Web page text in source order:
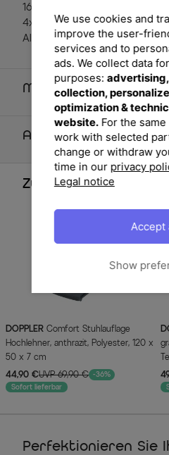
160x95x74cm,xerix
4x HARTMAN Aruba
Alu/Textilene, Teakholz-
Maße
Artikelmerkmale &
Zubehör
DOPPLER
Hochlehner, anthrazit, Polyester, 120 x
50 x 7 cm
44,90 €UVP 69,90 € -36%
Sofort lieferbar
Perfektionieren Sie
We use cookies and
improve the user-
services and to
ads. We collect data
purposes:
collection,
optimization &
website.For the same
work with selected
change or withdraw
time in our privacy
Legal notice
Show
Accept